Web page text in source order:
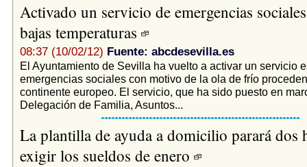
Activado un servicio de emergencias
bajas temperaturas
08:37 (10/02/12) Fuente: abcdesevilla.es
El Ayuntamiento de Sevilla ha vuelto a activar un servicio
emergencias sociales con motivo de la ola de frío
continente europeo. El servicio, que ha sido puesto en
Delegación de Familia, Asuntos...
La plantilla de ayuda a domicilio parará dos
exigir los sueldos de enero